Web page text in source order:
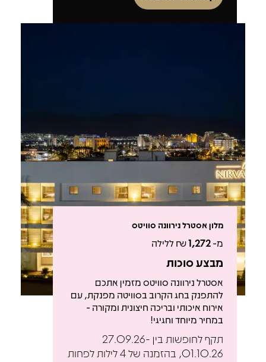
מלון אסטרל נירוונה סוויטס
מ-1,272₪ ללילה
מבצע סוכות
אסטרל נירוונה סוויטס מזמין אתכם
להתפנק בחג הקרוב בסוויטה מפנקת, עם
אירוח איכותי ובריכה חיצונית ומקורה -
במחיר מיוחד וחגיגי!
תקף לחופשות בין 27.09.26-
01.10.26, בהזמנה של 4 לילות לפחות